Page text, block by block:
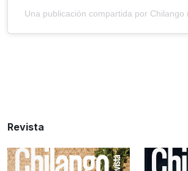
Una publicación compartida por Chilango
Revista